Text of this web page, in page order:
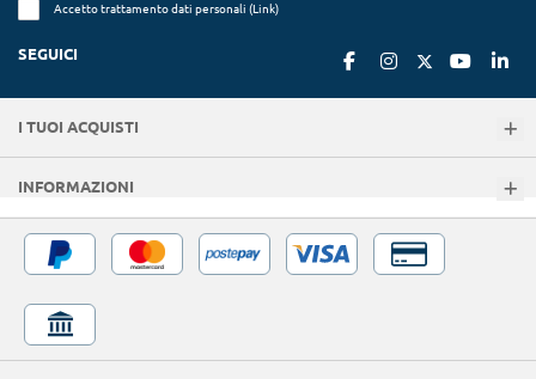
Accetto trattamento dati personali (Link)
SEGUICI
I TUOI ACQUISTI
INFORMAZIONI